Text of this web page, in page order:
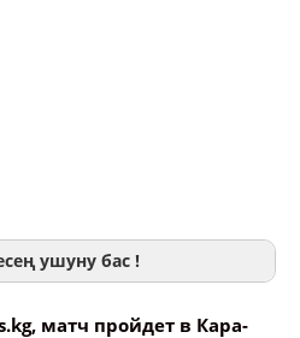
ушуну бас !
матч пройдет в Кара-